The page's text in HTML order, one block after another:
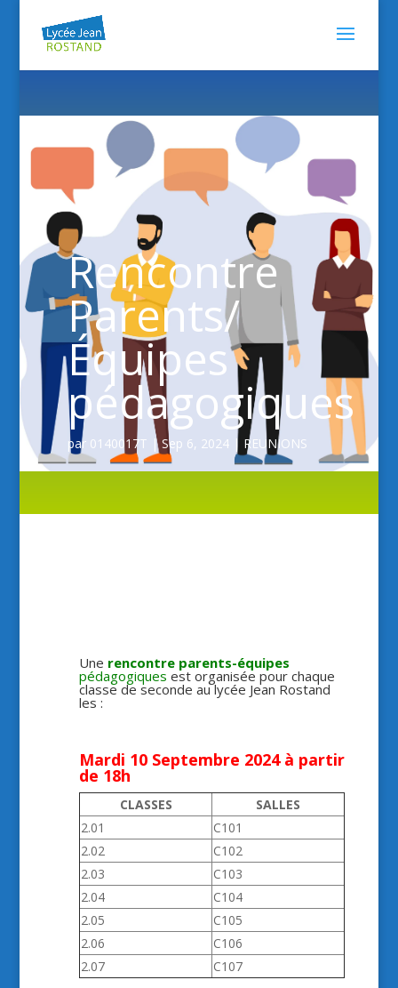
Rencontre
Parents/
Équipes
pédagogiques
par 0140017T |Sep 6, 2024| REUNIONS
Une rencontre parents-équipes
pédagogiquesest organisée pour chaque
classe de seconde au lycée Jean Rostand
les :
Mardi 10 Septembre 2024 à partir
de 18h
CLASSES
SALLES
2.01
C101
2.02
C102
2.03
C103
2.04
C104
2.05
C105
2.06
C106
2.07
C107